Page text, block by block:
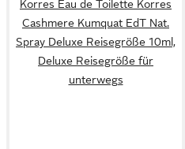
Korres Eau de Toilette Korres
Cashmere Kumquat EdT Nat.
Spray Deluxe Reisegröße 10ml,
Deluxe Reisegröße für
unterwegs